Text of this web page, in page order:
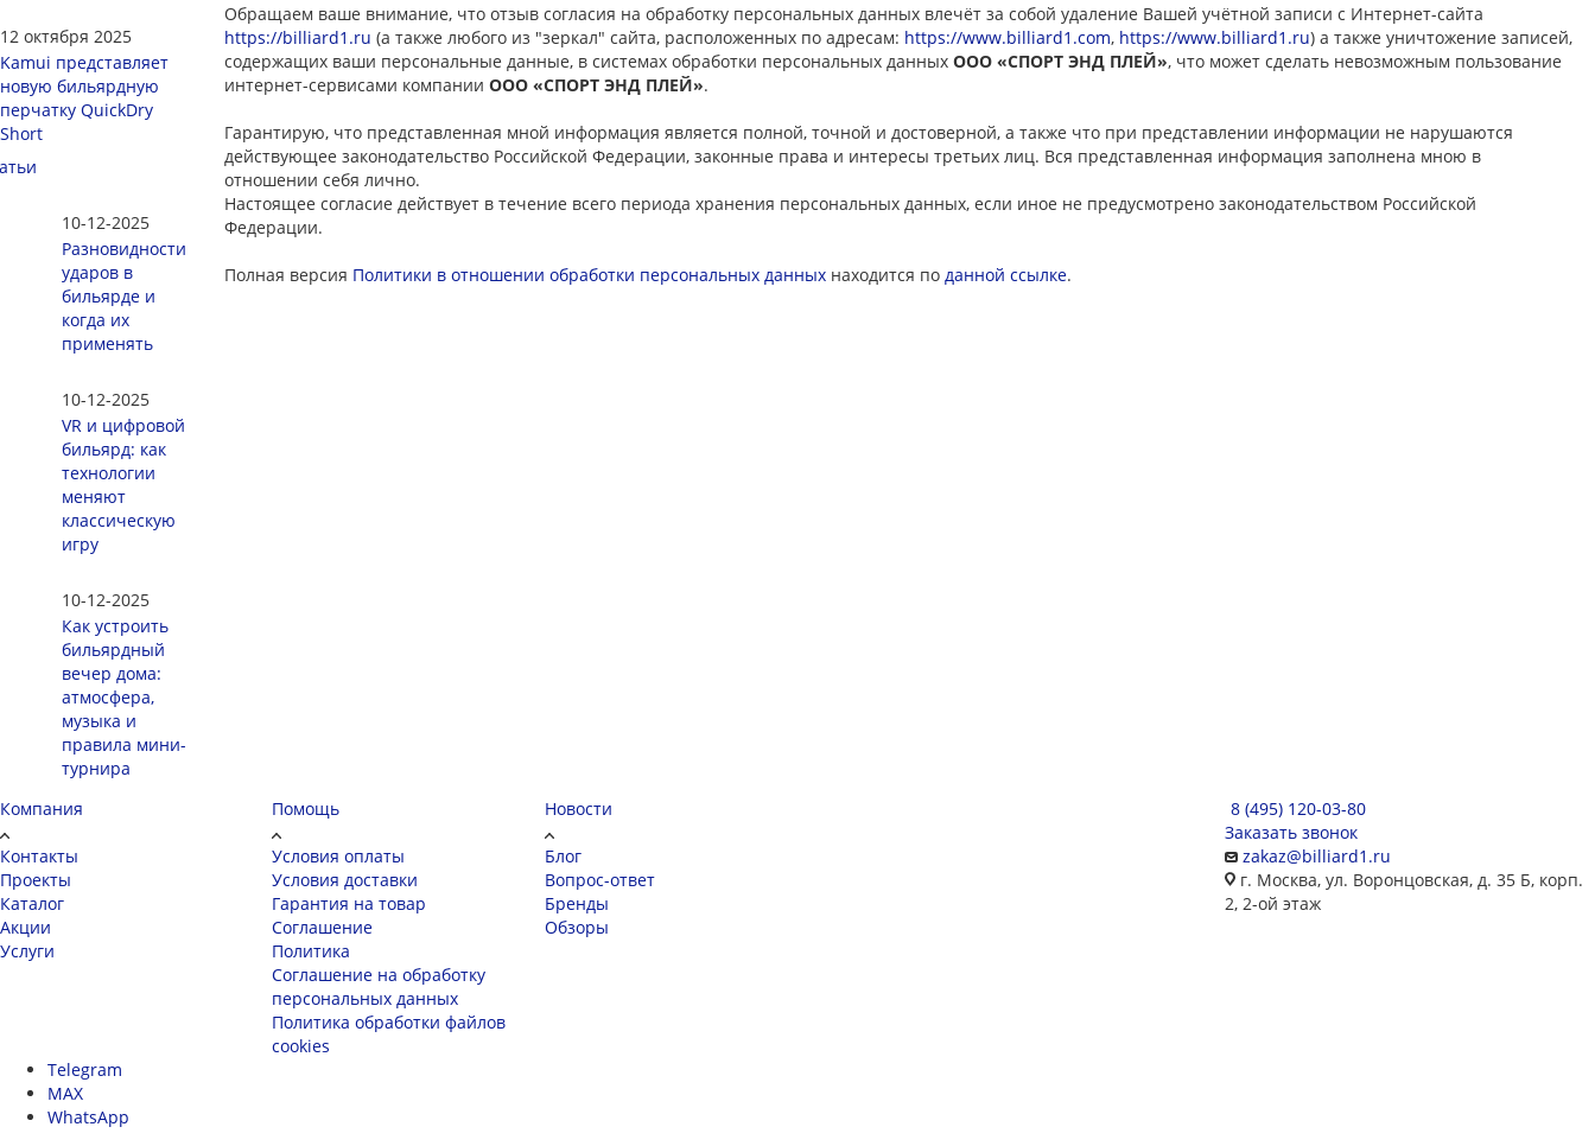
Обращаем ваше внимание, что отзыв согласия на обработку персональных данных влечёт за собой удаление Вашей учётной записи с Интернет-сайта
https://billiard1.ru (а также любого из "зеркал" сайта, расположенных по адресам: https://www.billiard1.com, https://www.billiard1.ru) а также уничтожение записей,
содержащих ваши персональные данные, в системах обработки персональных данных ООО «СПОРТ ЭНД ПЛЕЙ», что может сделать невозможным пользование
интернет-сервисами компании ООО «СПОРТ ЭНД ПЛЕЙ».
Гарантирую, что представленная мной информация является полной, точной и достоверной, а также что при представлении информации не нарушаются
действующее законодательство Российской Федерации, законные права и интересы третьих лиц. Вся представленная информация заполнена мною в
отношении себя лично.
Настоящее согласие действует в течение всего периода хранения персональных данных, если иное не предусмотрено законодательством Российской
Федерации.
Полная версия Политики в отношении обработки персональных данных находится по данной ссылке.
12 октября 2025
Kamui представляет
новую бильярдную
перчатку QuickDry
Short
10-12-2025
Разновидности
ударов в
бильярде и
когда их
применять
10-12-2025
VR и цифровой
бильярд: как
технологии
меняют
классическую
игру
10-12-2025
Как устроить
бильярдный
вечер дома:
атмосфера,
музыка и
правила мини-
турнира
Компания
Контакты
Проекты
Каталог
Акции
Услуги
Помощь
Условия оплаты
Условия доставки
Гарантия на товар
Соглашение
Политика
Соглашение на обработку
персональных данных
Политика обработки файлов
cookies
Новости
Блог
Вопрос-ответ
Бренды
Обзоры
8 (495) 120-03-80
Заказать звонок
zakaz@billiard1.ru
г. Москва, ул. Воронцовская, д. 35 Б, корп.
2, 2-ой этаж
Telegram
MAX
WhatsApp